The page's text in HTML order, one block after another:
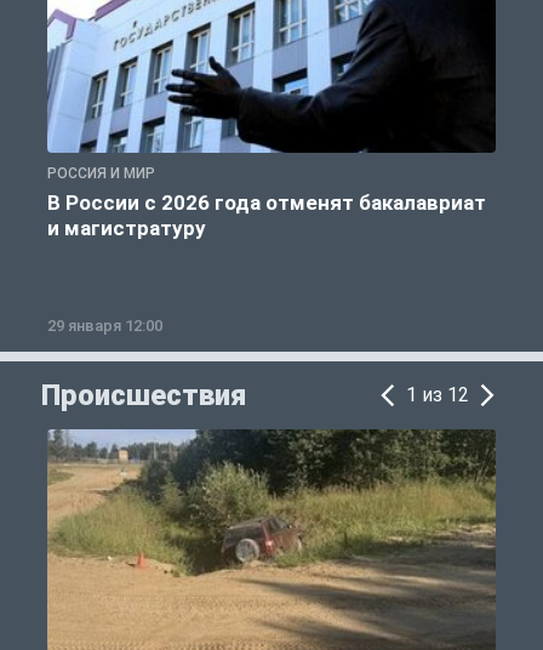
РОССИЯ И МИР
В России с 2026 года отменят бакалавриат
и магистратуру
29 января 12:00
Происшествия 1 из 12